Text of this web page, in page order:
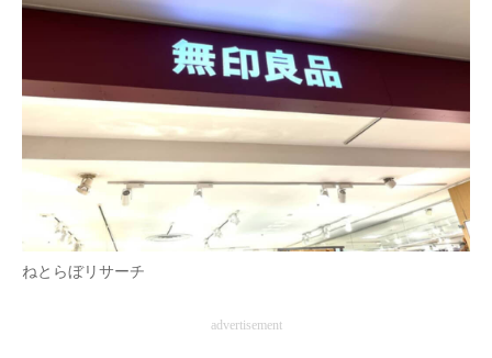
ねとらぼリサーチ
advertisement